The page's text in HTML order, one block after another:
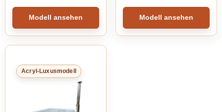
Modell ansehen Modell ansehen
Acryl-Luxusmodell